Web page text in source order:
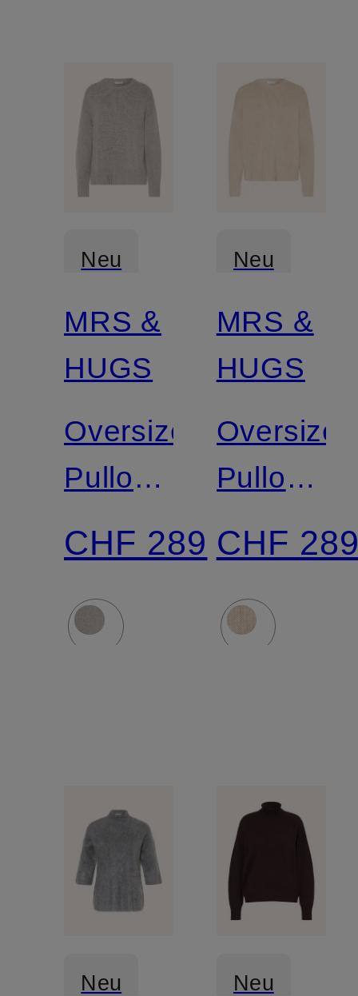
Neu
Zertifiziert
MRS &
HUGS
Oversized-
Pullover
mit
Cashmere
CHF 289
Neu
Zertifiziert
MRS &
HUGS
Pullover
mit
CHF
Neu Neu